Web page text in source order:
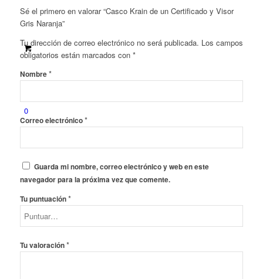
0
Sé el primero en valorar “Casco Krain de un Certificado y Visor
Gris Naranja”
Tu dirección de correo electrónico no será publicada. Los campos
obligatorios están marcados con *
Nombre*
Correo electrónico*
Guarda mi nombre, correo electrónico y web en este
navegador para la próxima vez que comente.
Tu puntuación*
Tu valoración*